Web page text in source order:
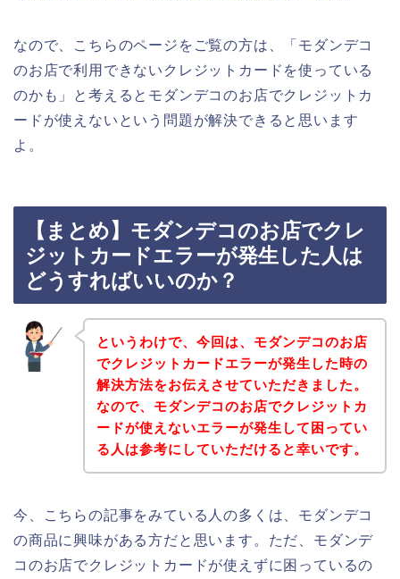
なので、こちらのページをご覧の方は、「モダンデコ
のお店で利用できないクレジットカードを使っている
のかも」と考えるとモダンデコのお店でクレジットカ
ードが使えないという問題が解決できると思います
よ。
【まとめ】モダンデコのお店でクレ
ジットカードエラーが発生した人は
どうすればいいのか？
というわけで、今回は、モダンデコのお店
でクレジットカードエラーが発生した時の
解決方法をお伝えさせていただきました。
なので、モダンデコのお店でクレジットカ
ードが使えないエラーが発生して困ってい
る人は参考にしていただけると幸いです。
今、こちらの記事をみている人の多くは、モダンデコ
の商品に興味がある方だと思います。ただ、モダンデ
コのお店でクレジットカードが使えずに困っているの